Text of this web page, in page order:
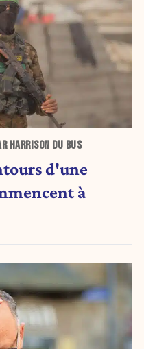
HARRISON DU BUS
d'une
à